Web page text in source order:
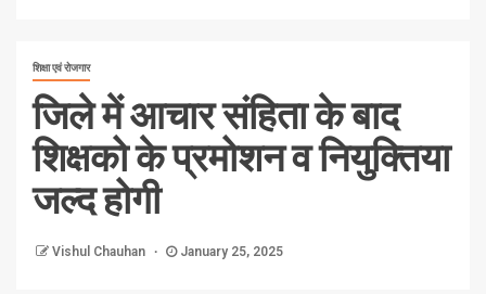
शिक्षा एवं रोजगार
जिले में आचार संहिता के बाद
शिक्षको के प्रमोशन व नियुक्तिया
जल्द होगी
Vishul Chauhan January 25, 2025